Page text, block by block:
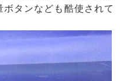
タンなども酷使されて